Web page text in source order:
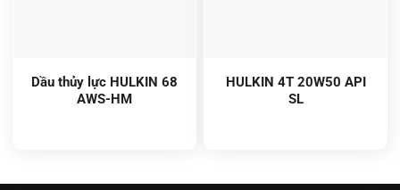
Dầu thủy lực HULKIN 68
AWS-HM
HULKIN 4T 20W50 API
SL